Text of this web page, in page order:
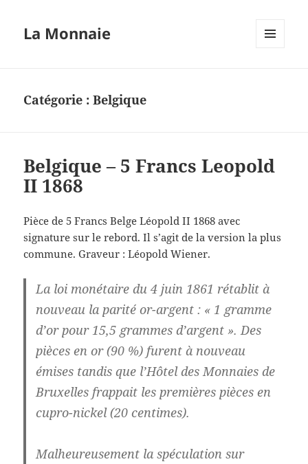
La Monnaie
Catégorie :Belgique
Belgique – 5 Francs Leopold
II 1868
Pièce de 5 Francs Belge Léopold II 1868 avec
signature sur le rebord. Il s’agit de la version la plus
commune. Graveur : Léopold Wiener.
La loi monétaire du 4 juin 1861 rétablit à
nouveau la parité or-argent : « 1 gramme
d’or pour 15,5 grammes d’argent ». Des
pièces en or (90 %) furent à nouveau
émises tandis que l’Hôtel des Monnaies de
Bruxelles frappait les premières pièces en
cupro-nickel (20 centimes).
Malheureusement la spéculation sur